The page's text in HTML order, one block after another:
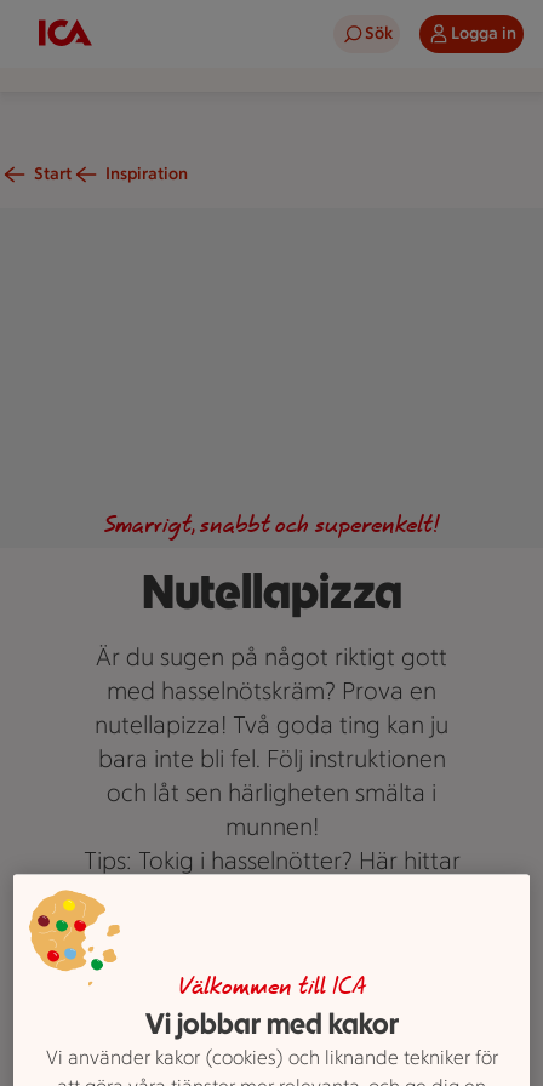
Sök Logga in
Start Inspiration
Nutellapizza
Smarrigt, snabbt och superenkelt!
Är du sugen på något riktigt gott
med hasselnötskräm? Prova en
nutellapizza! Två goda ting kan ju
bara inte bli fel. Följ instruktionen
och låt sen härligheten smälta i
munnen!
Tips: Tokig i hasselnötter? Här hittar
Text: Anna-Karin Silfver
Välkommen till ICA
Vi jobbar med kakor
Vi använder kakor (cookies) och liknande tekniker för